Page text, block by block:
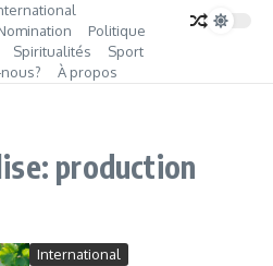
Politique
Spiritualités
Sport
À propos
production
International